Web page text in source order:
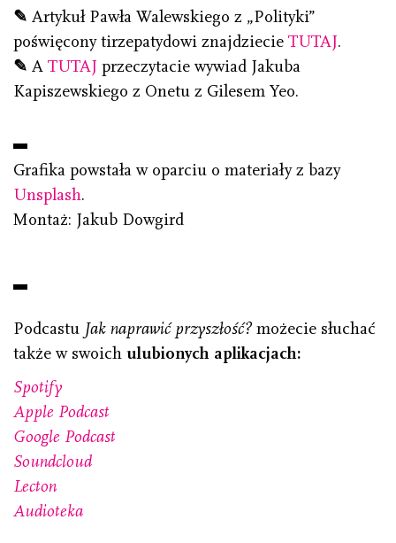
✎ Artykuł Pawła Walewskiego z „Polityki”
poświęcony tirzepatydowi znajdziecie TUTAJ.
✎ A TUTAJ przeczytacie wywiad Jakuba
Kapiszewskiego z Onetu z Gilesem Yeo.
Grafika powstała w oparciu o materiały z bazy
Unsplash.
Montaż: Jakub Dowgird
Podcastu Jak naprawić przyszłość? możecie słuchać
także w swoich ulubionych aplikacjach:
Spotify
Apple Podcast
Google Podcast
Soundcloud
Lecton
Audioteka